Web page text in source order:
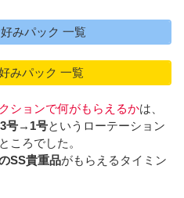
みパック 一覧
みパック 一覧
ションで何がもらえるかは、
号→1号というローテーション
ころでした。
SS貴重品がもらえるタイミン